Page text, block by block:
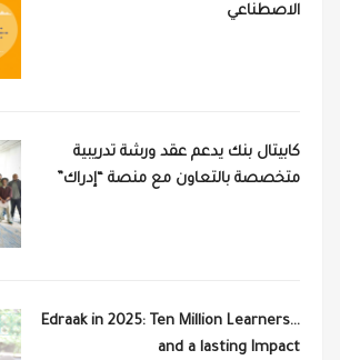
الاصطناعي
كابيتال بنك يدعم عقد ورشة تدريبية
متخصصة بالتعاون مع منصة “إدراك”
Edraak in 2025: Ten Million Learners…
and a lasting Impact